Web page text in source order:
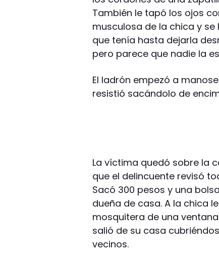
También le tapó los ojos
musculosa de la chica y
que tenía hasta dejarla
pero parece que nadie la
El ladrón empezó a
resistió sacándolo de
La víctima quedó sobre la
que el delincuente revisó
Sacó 300 pesos y una
dueña de casa. A la chica
mosquitera de una
salió de su casa
vecinos.